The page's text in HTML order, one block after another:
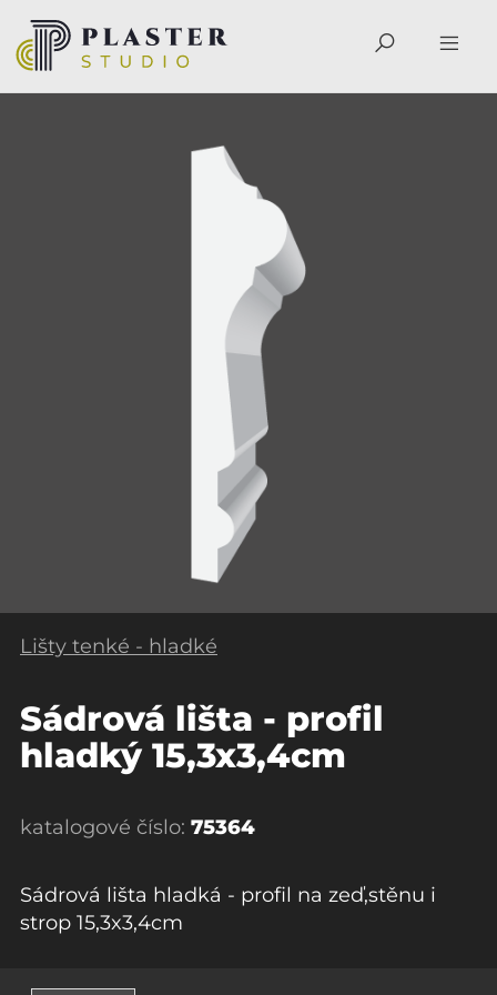
Lišty tenké - hladké
Sádrová lišta - profil
hladký 15,3x3,4cm
katalogové číslo: 75364
Sádrová lišta hladká - profil na zeď,stěnu i
strop 15,3x3,4cm